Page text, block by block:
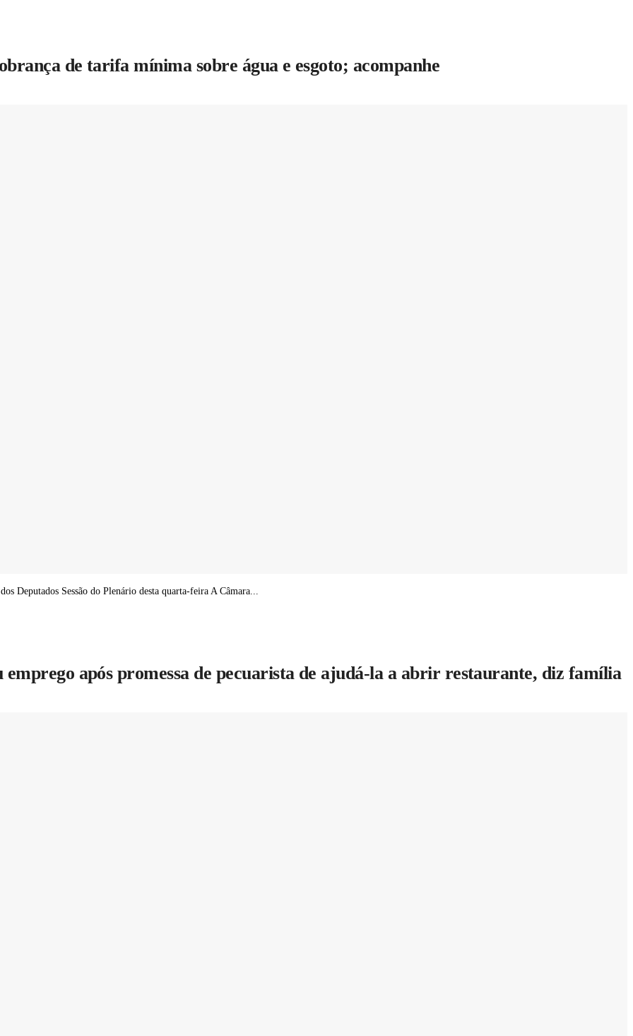
de tarifa mínima sobre água e esgoto; acompanhe
Deputados Sessão do Plenário desta quarta-feira A Câmara...
após promessa de pecuarista de ajudá-la a abrir restaurante, diz família